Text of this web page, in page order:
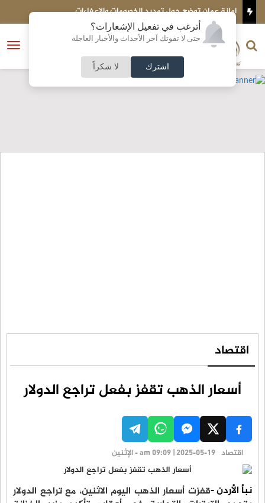
أترغب في تفعيل الإشعارات؟
حتى لا تفوتك آخر الأحداث والأخبار العاجلة
اشترك لا شكراً
توضح حول تمديد الخصومات والإعفاءات تركيا تتوقع
فتح
الناشر و رئيس التحرير
النسخة الكاملة
اقتصاد
أسعار الذهب تقفز بفعل تراجع الدولار
اقتصاد am 09:09 | 2025-05-19 - الإثنين
نبأ الأردن -قفزت أسعار الذهب اليوم الاثنين، مع تراجع الدولار